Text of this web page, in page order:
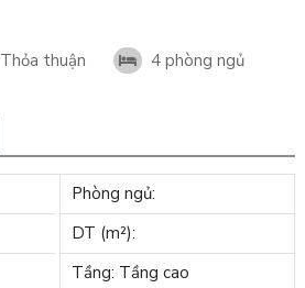
Thỏa thuận
4 phòng ngủ
Phòng ngủ:
DT (m²):
Tầng: Tầng cao